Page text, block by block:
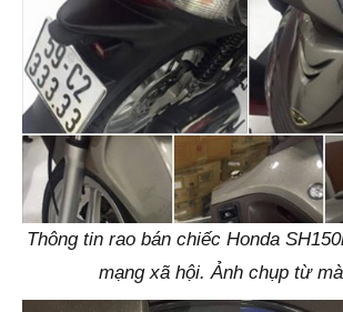
Thông tin rao bán chiếc Honda
mạng xã hội. Ảnh chụp từ